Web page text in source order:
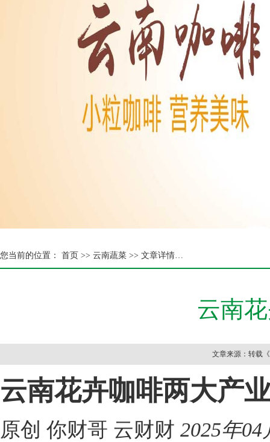
您当前的位置： 首页 >> 云南蔬菜 >> 文章详情…
云南
文章来源：转载
云南花卉咖啡两大产
原创 你财哥 云财财 2025年04